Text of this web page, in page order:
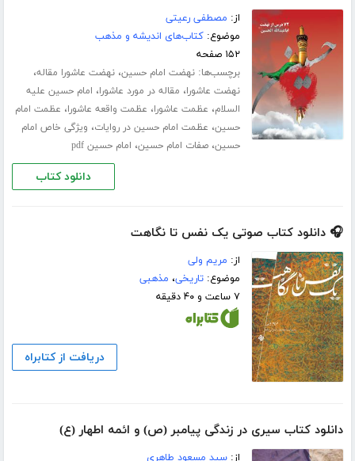
از: مصطفی رعیتی
موضوع:کتاب‌های اندیشه و مذهب
۱۵۲ صفحه
برچسب‌ها:نهضت امام حسین،نهضت عاشورا مقاله،
نهضت عاشورا، مقاله در مورد عاشورا، امام حسین علیه
السلام، عظمت عاشورا، عظمت واقعه عاشورا، عظمت امام
حسین، عظمت امام حسین در روایات، ویژگی خاص امام
حسین،صفات امام حسین، امام حسین pdf
دانلود کتاب
🎧 دانلود کتاب صوتی یک نفس تا نگاهت
از: مریم ولی
موضوع:تاریخی، مذهبی
۷ ساعت و ۴۰ دقیقه
دریافت از کتابراه
دانلود کتاب سیری در زندگی پیامبر (ص) و ائمه اطهار (ع)
از:سید مسعود طاهری